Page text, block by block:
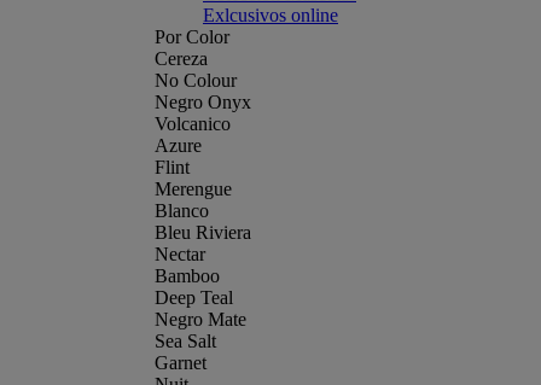
Exlcusivos online
Por Color
Cereza
No Colour
Negro Onyx
Volcanico
Azure
Flint
Merengue
Blanco
Bleu Riviera
Nectar
Bamboo
Deep Teal
Negro Mate
Sea Salt
Garnet